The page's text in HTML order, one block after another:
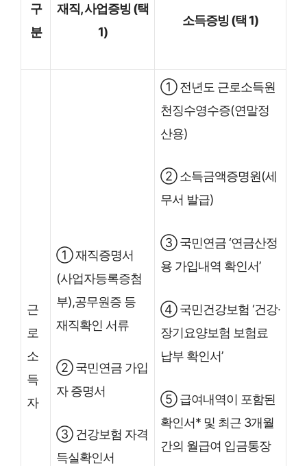
구
분
재직, 사업증빙 (택
1)
소득증빙 (택 1)
근
로
소
득
자
① 재직증명서
(사업자등록증첨
부),공무원증 등
재직확인 서류
② 국민연금 가입
자 증명서
③ 건강보험 자격
득실확인서
① 전년도 근로소득원
천징수영수증(연말정
산용)
② 소득금액증명원(세
무서 발급)
③ 국민연금 ‘연금산정
용 가입내역 확인서’
④ 국민건강보험 ‘건강·
장기요양보험 보험료
납부 확인서’
⑤ 급여내역이 포함된
확인서* 및 최근 3개월
간의 월급여 입금통장